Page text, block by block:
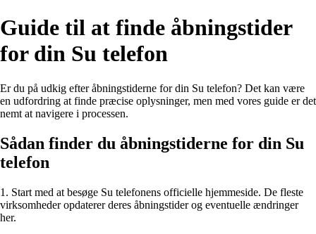
Guide til at finde åbningstider
for din Su telefon
Er du på udkig efter åbningstiderne for din Su telefon? Det kan være
en udfordring at finde præcise oplysninger, men med vores guide er det
nemt at navigere i processen.
Sådan finder du åbningstiderne for din Su
telefon
1. Start med at besøge Su telefonens officielle hjemmeside. De fleste
virksomheder opdaterer deres åbningstider og eventuelle ændringer
her.